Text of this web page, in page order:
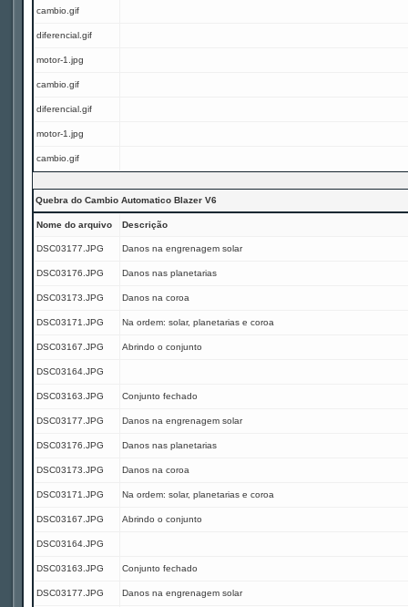
cambio.gif
diferencial.gif
motor-1.jpg
cambio.gif
diferencial.gif
motor-1.jpg
cambio.gif
Quebra do Cambio Automatico Blazer V6
Nome do arquivo Descrição
DSC03177.JPG Danos na engrenagem solar
DSC03176.JPG Danos nas planetarias
DSC03173.JPG Danos na coroa
DSC03171.JPG Na ordem: solar, planetarias e coroa
DSC03167.JPG Abrindo o conjunto
DSC03164.JPG
DSC03163.JPG Conjunto fechado
DSC03177.JPG Danos na engrenagem solar
DSC03176.JPG Danos nas planetarias
DSC03173.JPG Danos na coroa
DSC03171.JPG Na ordem: solar, planetarias e coroa
DSC03167.JPG Abrindo o conjunto
DSC03164.JPG
DSC03163.JPG Conjunto fechado
DSC03177.JPG Danos na engrenagem solar